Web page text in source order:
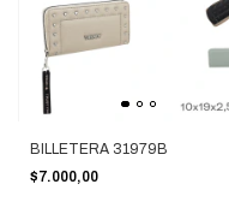
BILLETERA 31979B
$7.000,00